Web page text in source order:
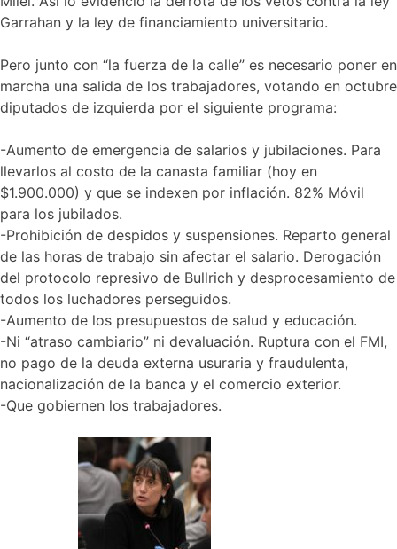
Garrahan y la ley de financiamiento universitario.
Pero junto con “la fuerza de la calle” es necesario poner en
marcha una salida de los trabajadores, votando en octubre
diputados de izquierda por el siguiente programa:
-Aumento de emergencia de salarios y jubilaciones. Para
llevarlos al costo de la canasta familiar (hoy en
$1.900.000) y que se indexen por inflación. 82% Móvil
para los jubilados.
-Prohibición de despidos y suspensiones. Reparto general
de las horas de trabajo sin afectar el salario. Derogación
del protocolo represivo de Bullrich y desprocesamiento de
todos los luchadores perseguidos.
-Aumento de los presupuestos de salud y educación.
-Ni “atraso cambiario” ni devaluación. Ruptura con el FMI,
no pago de la deuda externa usuraria y fraudulenta,
nacionalización de la banca y el comercio exterior.
-Que gobiernen los trabajadores.